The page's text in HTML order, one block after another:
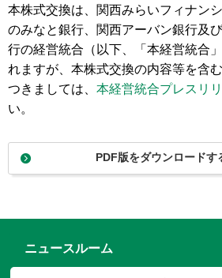
本株式交換は、関西みらいフィナン
のみなと銀行、関西アーバン銀行及
行の経営統合（以下、「本経営統合
れますが、本株式交換の内容等を含
つきましては、 本経営統合プレスリ
い。
PDF版をダウンロードす
ニュースルーム